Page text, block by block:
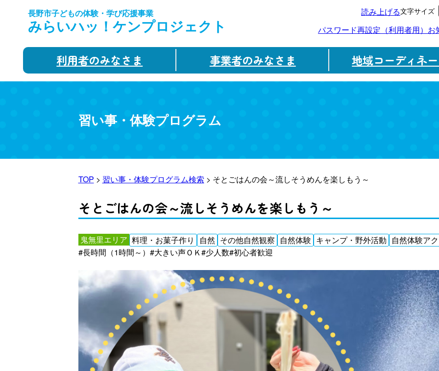
長野市子どもの体験・学び応援事業
みらいハッ！ケンプロジェクト
読み上げる文字サイズ
パスワード再設定（利用者用） お
利用者のみなさま 事業者のみなさま 地域コーディネ
習い事・体験プログラム
TOP > 習い事・体験プログラム検索 > そとごはんの会～流しそうめんを楽しもう～
そとごはんの会～流しそうめんを楽しもう～
鬼無里エリア 料理・お菓子作り 自然 その他自然観察 自然体験 キャンプ・野外活動 自然体験ア
#長時間（1時間～） #大きい声ＯＫ#少人数#初心者歓迎